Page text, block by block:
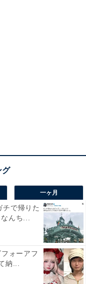
一ヶ月
チで帰りた
んち...
ォーアフ
納...